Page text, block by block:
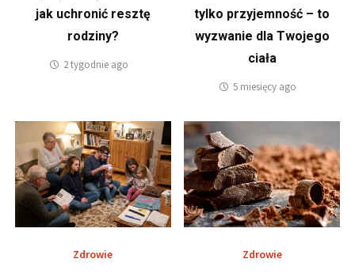
jak uchronić resztę
rodziny?
2 tygodnie ago
tylko przyjemność – to
wyzwanie dla Twojego
ciała
5 miesięcy ago
Zdrowie Zdrowie